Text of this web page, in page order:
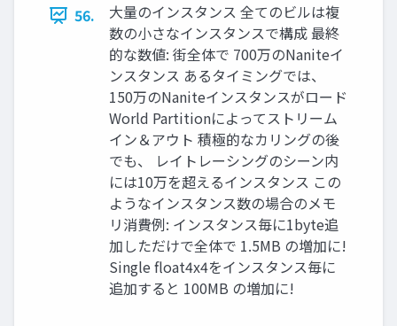
56.
大量のインスタンス 全てのビルは複
数の小さなインスタンスで構成 最終
的な数値: 街全体で 700万のNaniteイ
ンスタンス あるタイミングでは、
150万のNaniteインスタンスがロード
World Partitionによってストリーム
イン＆アウト 積極的なカリングの後
でも、 レイトレーシングのシーン内
には10万を超えるインスタンス この
ようなインスタンス数の場合のメモ
リ消費例: インスタンス毎に1byte追
加しただけで全体で 1.5MB の増加に!
Single ﬂoat4x4をインスタンス毎に
追加すると 100MB の増加に!